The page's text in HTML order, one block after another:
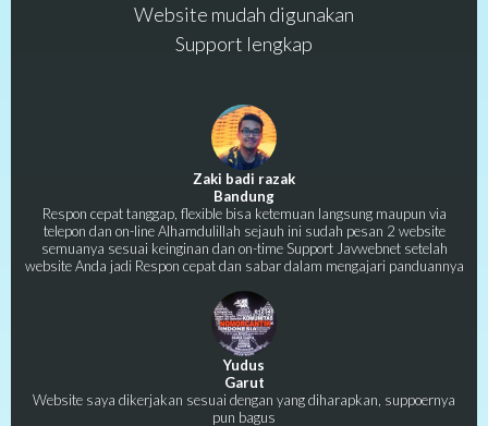
Website mudah digunakan
Support lengkap
Zaki badi razak
Bandung
Respon cepat tanggap, flexible bisa ketemuan langsung maupun via
telepon dan on-line Alhamdulillah sejauh ini sudah pesan 2 website
semuanya sesuai keinginan dan on-time Support Javwebnet setelah
website Anda jadi Respon cepat dan sabar dalam mengajari panduannya
Yudus
Garut
Website saya dikerjakan sesuai dengan yang diharapkan, suppoernya
pun bagus